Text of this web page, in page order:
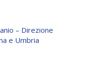
– Direzione
e Umbria